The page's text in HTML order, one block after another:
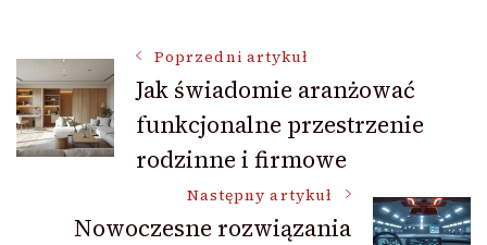
Nawigacja
wpisu
Poprzedni artykuł
Jak świadomie aranżować
funkcjonalne przestrzenie
rodzinne i firmowe
Następny artykuł
Nowoczesne rozwiązania